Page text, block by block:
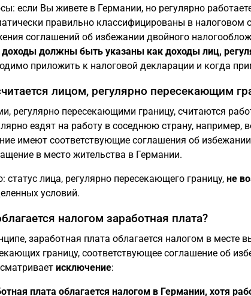
если Вы живете в Германии, но регулярно
правильно классифицированы в
соглашений об избежании двойного
доходы должны быть указаны как доходы лиц,
приложить к налоговой декларации и когда
лицом, регулярно пересекающим
регулярно пересекающими границу, считаются
ездят на работу в соседнюю страну,
имеют соответствующие соглашения об
в место жительства в Германии.
статус лица, регулярно пересекающего границу, не
условий.
налогом заработная плата?
заработная плата облагается налогом в месте
границу, соответствующее соглашение об
исключение:
плата облагается налогом в Германии, хотя